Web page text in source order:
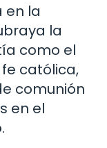
en la
la
como el
católica,
comunión
en el